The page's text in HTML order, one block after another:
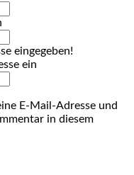
eingegeben!
ein
E-Mail-Adresse und
in diesem